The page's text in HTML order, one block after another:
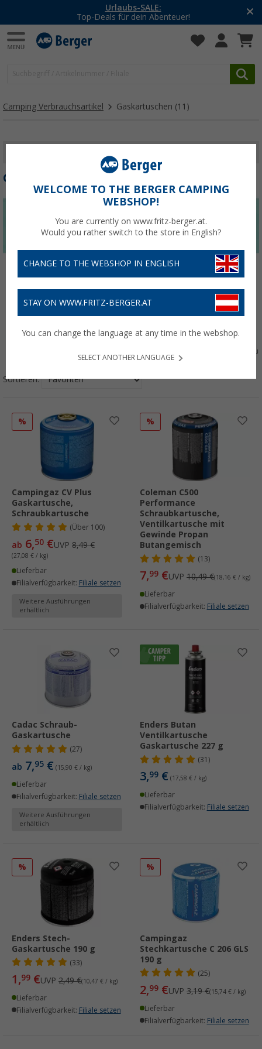
Urlaubs-SALE:
Top-Deals für dein Abenteuer!
Camping Verbrauchsartikel Gaskartuschen (11)
GASKARTUSCHEN
Sortieren:
%
Campingaz CV Plus
Gaskartusche,
Schraubkartusche
(Über100)
ab 6,50 €UVP 8,49 €
(27,08 € / kg)
Lieferbar
Filialverfügbarkeit: Filiale setzen
Weitere Ausführungen
erhältlich
%
Coleman C500
Performance
Schraubkartusche,
Ventilkartusche mit
Gewinde Propan
Butangemisch
(13)
7,99 €UVP 10,49 €(18,16 € / kg)
Lieferbar
Filialverfügbarkeit: Filiale setzen
Cadac Schraub-
Gaskartusche
(27)
ab 7,95 € (15,90 € / kg)
Lieferbar
Filialverfügbarkeit: Filiale setzen
Weitere Ausführungen
erhältlich
Enders Butan
Ventilkartusche
Gaskartusche 227 g
(31)
3,99 € (17,58 € / kg)
Lieferbar
Filialverfügbarkeit: Filiale setzen
%
Enders Stech-
Gaskartusche 190 g
(33)
1,99 €UVP 2,49 €(10,47 € / kg)
Lieferbar
Filialverfügbarkeit: Filiale setzen
%
Campingaz
Stechkartusche C 206 GLS
190 g
(25)
2,99 €UVP 3,19 €(15,74 € / kg)
Lieferbar
Filialverfügbarkeit: Filiale setzen
WELCOME TO THE BERGER CAMPING
WEBSHOP!
You are currently on www.fritz-berger.at.
Would you rather switch to the store in English?
CHANGE TO THE WEBSHOP IN ENGLISH
STAY ON WWW.FRITZ-BERGER.AT
You can change the language at any time in the webshop.
SELECT ANOTHER LANGUAGE